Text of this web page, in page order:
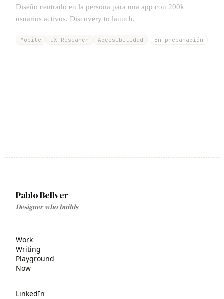
Diseño centrado en la persona para una app con 200k
usuarios activos. Discovery to launch.
Mobile UX Research Accesibilidad En preparación
Pablo Bellver
Designer who builds
Work
Writing
Playground
Now
LinkedIn